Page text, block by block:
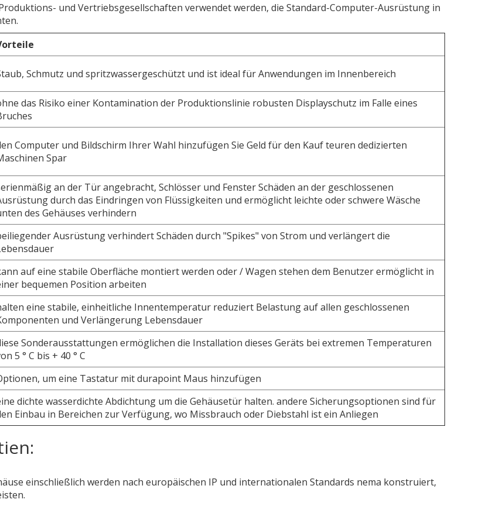
und Vertriebsgesellschaften verwendet werden, die Standard-Computer-Ausrüstung in
Schmutz und spritzwassergeschützt und ist ideal für Anwendungen im Innenbereich
das Risiko einer Kontamination der Produktionslinie robusten Displayschutz im Falle eines
Computer und Bildschirm Ihrer Wahl hinzufügen Sie Geld für den Kauf teuren dedizierten
Spar
an der Tür angebracht, Schlösser und Fenster Schäden an der geschlossenen
durch das Eindringen von Flüssigkeiten und ermöglicht leichte oder schwere Wäsche
des Gehäuses verhindern
Ausrüstung verhindert Schäden durch "Spikes" von Strom und verlängert die
auf eine stabile Oberfläche montiert werden oder / Wagen stehen dem Benutzer ermöglicht in
bequemen Position arbeiten
eine stabile, einheitliche Innentemperatur reduziert Belastung auf allen geschlossenen
und Verlängerung Lebensdauer
Sonderausstattungen ermöglichen die Installation dieses Geräts bei extremen Temperaturen
5 ° C bis + 40 ° C
um eine Tastatur mit durapoint Maus hinzufügen
dichte wasserdichte Abdichtung um die Gehäusetür halten. andere Sicherungsoptionen sind für
Einbau in Bereichen zur Verfügung, wo Missbrauch oder Diebstahl ist ein Anliegen
einschließlich werden nach europäischen IP und internationalen Standards nema konstruiert,